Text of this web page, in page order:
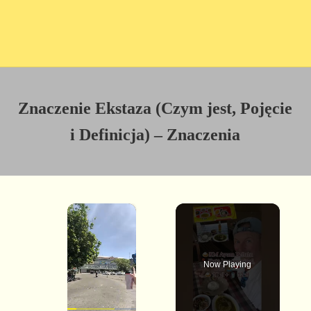
Znaczenie Ekstaza (Czym jest, Pojęcie
i Definicja) – Znaczenia
×
Now Playing